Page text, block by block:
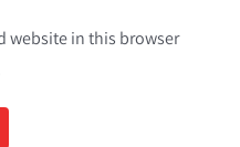
website in this browser